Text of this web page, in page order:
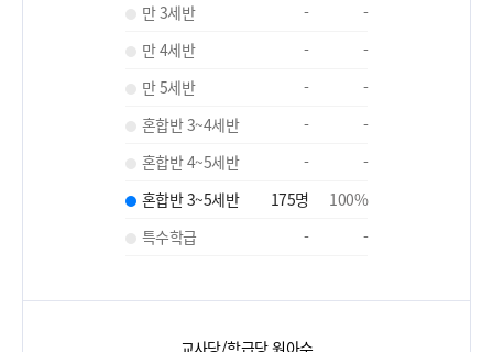
만 3세반 -
-
만 4세반
-
-
만 5세반
-
-
혼합반 3~4세반
-
-
혼합반 4~5세반
-
-
혼합반 3~5세반
175명 100%
특수학급
- -
교사당/학급당 원아수